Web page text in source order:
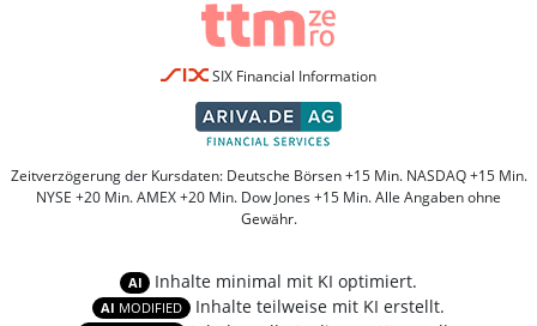
SIX Financial Information
Zeitverzögerung der Kursdaten: Deutsche Börsen +15 Min. NASDAQ +15 Min.
NYSE +20 Min. AMEX +20 Min. Dow Jones +15 Min. Alle Angaben ohne
Gewähr.
AI Inhalte minimal mit KI optimiert.
AI MODIFIED Inhalte teilweise mit KI erstellt.